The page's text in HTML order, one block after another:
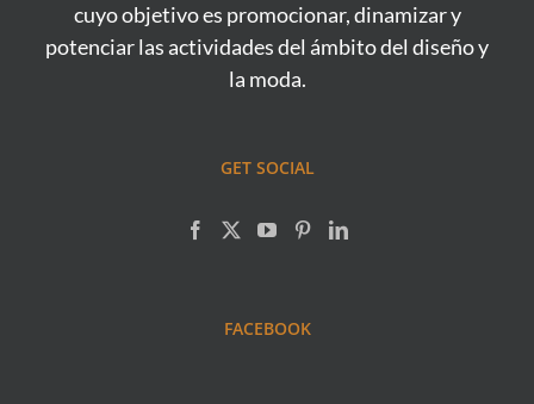
cuyo objetivo es promocionar, dinamizar y
potenciar las actividades del ámbito del diseño y
la moda.
GET SOCIAL
FACEBOOK